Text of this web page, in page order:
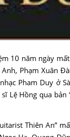
10 năm ngày
Phạm Xuân
Pham Duy ở
Lệ Hồng qua bản
Thiên An”